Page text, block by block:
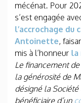
mécénat. Pour
s’est engagée
l’accrochage du
Antoinette,
mis à l’honneur la
Le financement
la générosité de
désigné la
bénéficiaire d’un